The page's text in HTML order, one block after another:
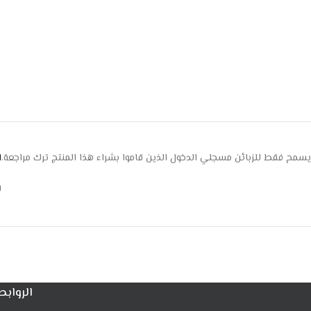
يسمح فقط للزبائن مسجلي الدخول الذين قاموا بشراء هذا المنتج ترك مراجعة.